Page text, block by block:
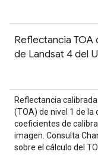
Reflectancia TOA
de Landsat 4 del
Reflectancia
(TOA) de nivel 1 de la
coeficientes de
imagen. Consulta
sobre el cálculo del